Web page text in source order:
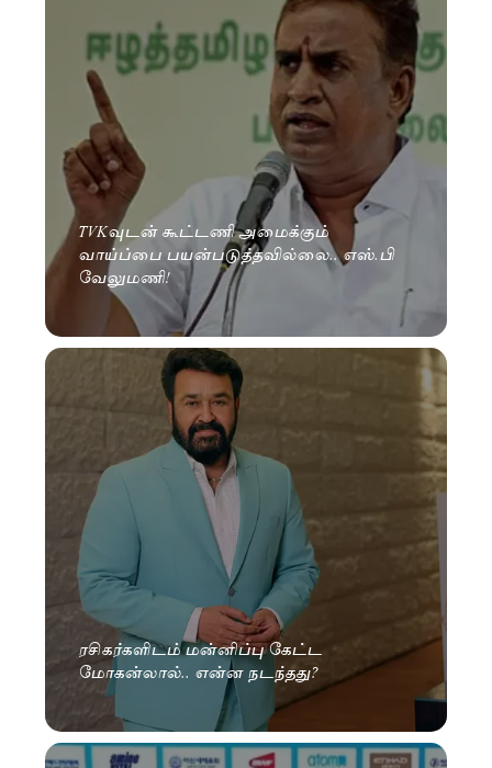
TVKவுடன் கூட்டணி அமைக்கும்
வாய்ப்பை பயன்படுத்தவில்லை.. எஸ்.பி
வேலுமணி!
ரசிகர்களிடம் மன்னிப்பு கேட்ட
மோகன்லால்.. என்ன நடந்தது?